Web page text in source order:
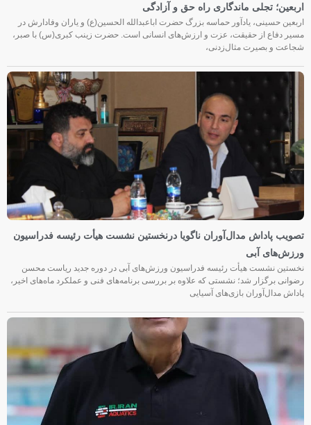
اربعین؛ تجلی ماندگاری راه حق و آزادگی
اربعین حسینی، یادآور حماسه بزرگ حضرت اباعبدالله الحسین(ع) و یاران وفادارش در
مسیر دفاع از حقیقت، عزت و ارزش‌های انسانی است. حضرت زینب کبری(س) با صبر،
شجاعت و بصیرت مثال‌زدنی،
تصویب پاداش مدال‌آوران ناگویا درنخستین نشست هیأت رئیسه فدراسیون
ورزش‌های آبی
نخستین نشست هیأت رئیسه فدراسیون ورزش‌های آبی در دوره جدید ریاست محسن
رضوانی برگزار شد؛ نشستی که علاوه بر بررسی برنامه‌های فنی و عملکرد ماه‌های اخیر،
پاداش مدال‌آوران بازی‌های آسیایی